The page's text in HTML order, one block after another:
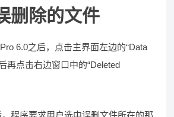
删除的文件
6.0之后，点击主界面左边的“Data
再点击右边窗口中的“Deleted
程序要求用户选中误删文件所在的那